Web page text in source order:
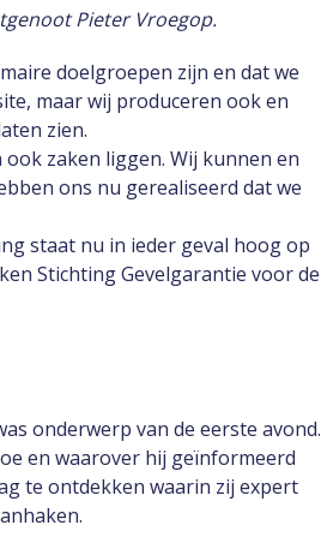
Pieter Vroegop.
doelgroepen zijn en dat we
maar wij produceren ook en
zien.
zaken liggen. Wij kunnen en
ons nu gerealiseerd dat we
staat nu in ieder geval hoog op
Stichting Gevelgarantie voor de
onderwerp van de eerste avond.
en waarover hij geïnformeerd
te ontdekken waarin zij expert